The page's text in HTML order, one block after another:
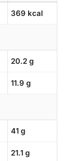
369 kcal
20.2 g
11.9 g
41 g
21.1 g